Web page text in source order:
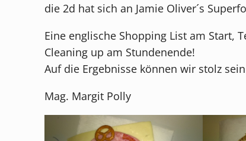
die 2d hat sich an Jamie Oliver´s
Eine englische Shopping List am Start,
Cleaning up am Stundenende!
Auf die Ergebnisse können wir stolz
Mag. Margit Polly